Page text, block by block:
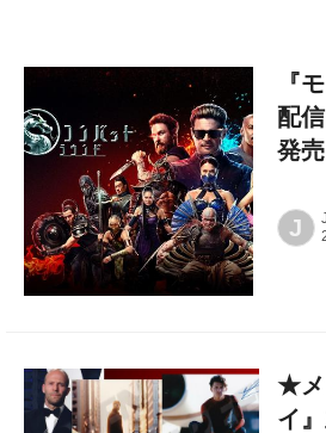
『
配
発売
J
★メ
イ